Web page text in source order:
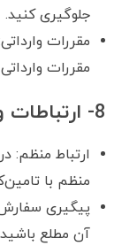
جلوگیری کنید.
مقررات
مقررات
8- ارتباطات و پیگیری
ارتباط منظم:
منظم با
پیگیری
آن مطلع